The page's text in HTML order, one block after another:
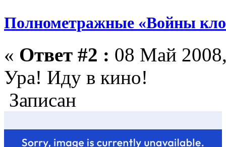
Полнометражные «Войны
« Ответ #2 : 08 Май
Ура! Иду в кино!
Записан